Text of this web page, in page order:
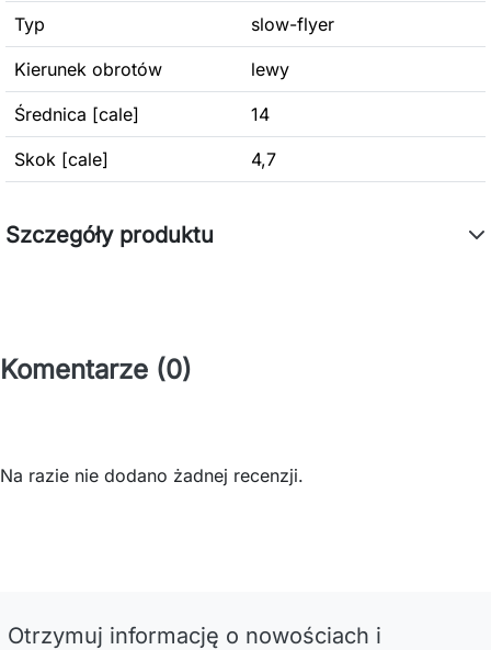
Typ slow-flyer
Kierunek obrotów lewy
Średnica [cale] 14
Skok [cale] 4,7
Szczegóły produktu
Komentarze (0)
Na razie nie dodano żadnej recenzji.
Otrzymuj informację o nowościach i